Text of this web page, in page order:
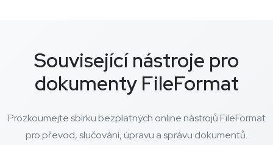
Související nástroje pro
dokumenty FileFormat
Prozkoumejte sbírku bezplatných online nástrojů FileFormat
pro převod, slučování, úpravu a správu dokumentů.